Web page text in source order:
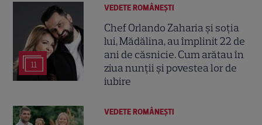
11
VEDETE ROMÂNEŞTI
Chef Orlando Zaharia și soția
lui, Mădălina, au împlinit 22 de
ani de căsnicie. Cum arătau în
ziua nunții și povestea lor de
iubire
VEDETE ROMÂNEŞTI